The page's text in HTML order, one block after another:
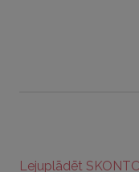
Lejuplādēt